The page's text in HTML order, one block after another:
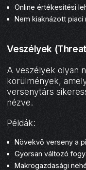
Online értékesítési
Nem kiaknázott
Veszélyek
A veszélyek olyan
körülmények,
versenytárs
nézve.
Példák:
Növekvő verseny a
Gyorsan változó
Makrogazdasági